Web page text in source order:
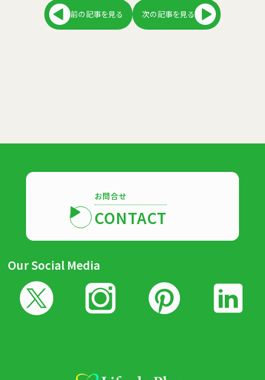
前の記事を見る 次の記事を見る
お問合せ
CONTACT
Our Social Media